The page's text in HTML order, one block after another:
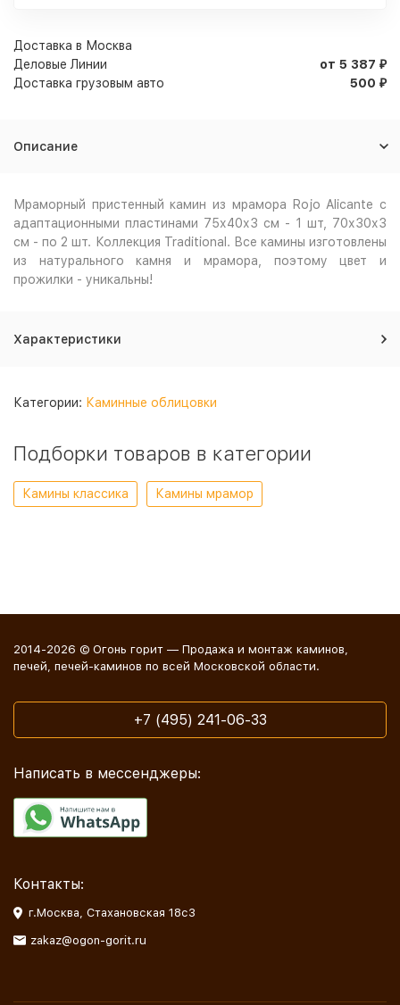
Доставка в Москва
Деловые Линии
от 5 387 ₽
Доставка грузовым авто 500 ₽
Описание
Мраморный пристенный камин из мрамора Rojo Alicante с
адаптационными пластинами 75х40х3 см - 1 шт, 70х30х3
см - по 2 шт. Коллекция Traditional. Все камины изготовлены
из натурального камня и мрамора, поэтому цвет и
прожилки - уникальны!
Характеристики
Категории: Каминные облицовки
Подборки товаров в категории
Камины классика Камины мрамор
2014-2026 © Огонь горит — Продажа и монтаж каминов,
печей, печей-каминов по всей Московской области.
+7 (495) 241-06-33
Написать в мессенджеры:
Контакты:
г.Москва, Стахановская 18с3
zakaz@ogon-gorit.ru